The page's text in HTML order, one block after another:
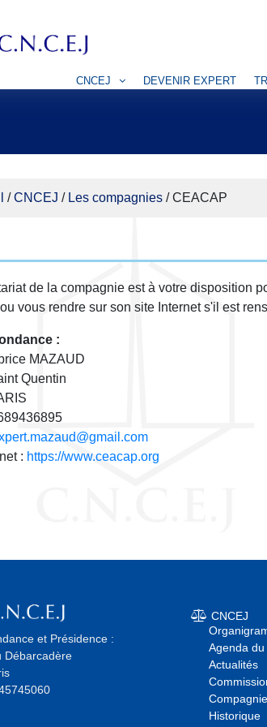
CNCEJ DEVENIR EXPERT
/CNCEJ / Les compagnies /CEACAP
de la compagnie est à votre disposition
vous rendre sur son site Internet s'il est
:
MAZAUD
Quentin
: https://www.ceacap.org
et Présidence :
Débarcadère
CNCEJ
Agenda
Actualités
Historique